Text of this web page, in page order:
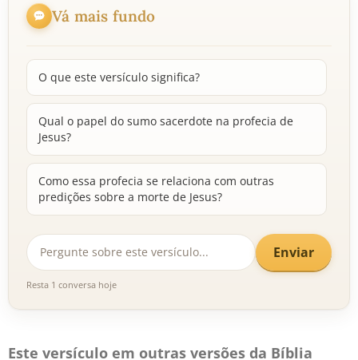
Vá mais fundo
O que este versículo significa?
Qual o papel do sumo sacerdote na profecia de
Jesus?
Como essa profecia se relaciona com outras
predições sobre a morte de Jesus?
Enviar
Resta 1 conversa hoje
Este versículo em outras versões da Bíblia